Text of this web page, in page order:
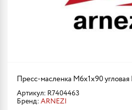
Пресс-масленка М6x1x90 угловая
Артикул: R7404463
Бренд: ARNEZI